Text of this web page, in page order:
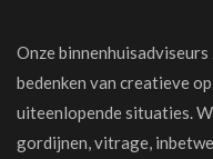
Onze
bedenken van creatieve
uiteenlopende situaties.
gordijnen, vitrage,